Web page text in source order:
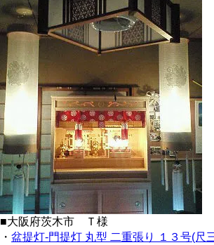
■大阪府茨木市 Ｔ様
・ 盆提灯-門提灯 丸型 二重張り １３号(尺